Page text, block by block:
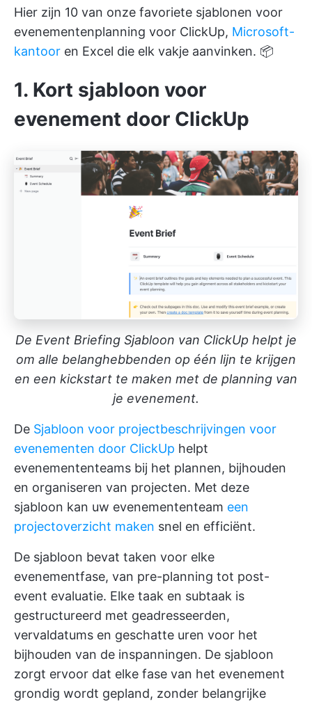
Hier zijn 10 van onze favoriete sjablonen voor
evenementenplanning voor ClickUp, Microsoft-
kantoor en Excel die elk vakje aanvinken. 📦
1. Kort sjabloon voor
evenement door ClickUp
De Event Briefing Sjabloon van ClickUp helpt je
om alle belanghebbenden op één lijn te krijgen
en een kickstart te maken met de planning van
je evenement.
De Sjabloon voor projectbeschrijvingen voor
evenementen door ClickUp helpt
evenemententeams bij het plannen, bijhouden
en organiseren van projecten. Met deze
sjabloon kan uw evenemententeam een
projectoverzicht maken snel en efficiënt.
De sjabloon bevat taken voor elke
evenementfase, van pre-planning tot post-
event evaluatie. Elke taak en subtaak is
gestructureerd met geadresseerden,
vervaldatums en geschatte uren voor het
bijhouden van de inspanningen. De sjabloon
zorgt ervoor dat elke fase van het evenement
grondig wordt gepland, zonder belangrijke